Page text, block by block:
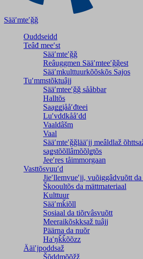
Sääʹmteʹǧǧ
Ouddseidd
Teâđ meeʹst
Sääʹmteʹǧǧ
Reâuggmen Sääʹmteeʹǧǧest
Sääʹmkulttuurkõõskõs Sajos
Tuʹmmstõktuâjj
Sääʹmteeʹǧǧ sååbbar
Halltõs
Saaǥǥjååʹđteei
Luʹvddkååʹdd
Vaaldâšm
Vaal
Sääʹmteʹǧǧlääʹjj meâldlaž
saǥstõõllâmõõlǥtõs
Jeeʹres tåimmorgaan
Vasttõsvuuʹd
Jieʹllemvueʹjj, vuõiggâdvuõtt
Škooultõs da mättmateriaal
Kulttuur
Sääʹmǩiõll
Sosiaal da tiõrvâsvuõtt
Meeraikõskksaž tuâjj
Päärna da nuõr
Haʹŋǩǩõõzz
Ääiʹjpoddsaž
Šõddmõõžž